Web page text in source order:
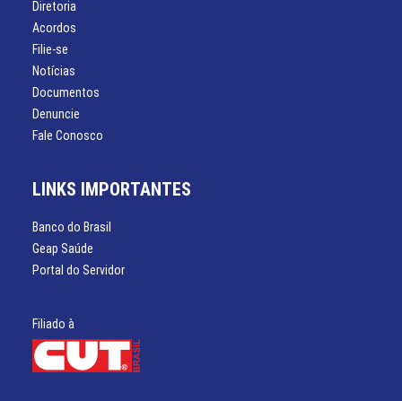
Diretoria
Acordos
Filie-se
Notícias
Documentos
Denuncie
Fale Conosco
LINKS IMPORTANTES
Banco do Brasil
Geap Saúde
Portal do Servidor
Filiado à